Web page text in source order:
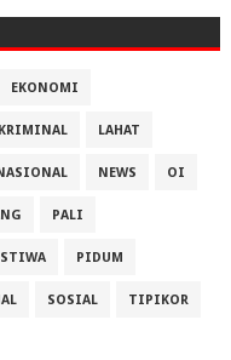
EKONOMI
KRIMINAL LAHAT
NEWS OI
PALI
PIDUM
SOSIAL TIPIKOR